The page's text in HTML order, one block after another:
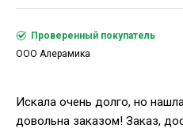
Искала очень долго, но
довольна заказом! Заказ,
Проверенный покупатель
ООО Алерамика